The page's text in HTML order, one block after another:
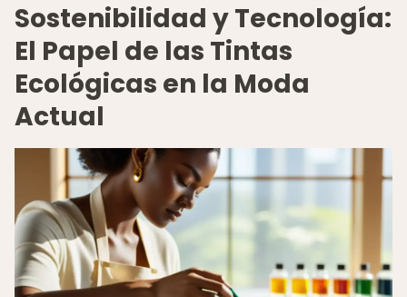
Sostenibilidad y Tecnología:
El Papel de las Tintas
Ecológicas en la Moda
Actual